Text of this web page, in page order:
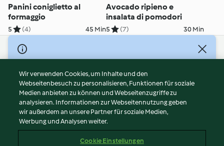
Panini coniglietto al
formaggio
5 (4) 45 Min
Avocado ripieno e
insalata di pomodori
5 (7) 30 Min
© Copyright 2026
Nutzungsbedingungen
Datenschutzrichtlinien
Disclaimer
Impressum
Cookies
Wir verwenden Cookies, um Inhalte und den
Webseitenbesuch zu personalisieren, Funktionen für soziale
Medien anbieten zu können und Webseitenzugriffe zu
analysieren. Informationen zur Webseitennutzung geben
wir außerdem an unsere Partner für soziale Medien,
Werbung und Analysen weiter.
Cookie Einstellungen